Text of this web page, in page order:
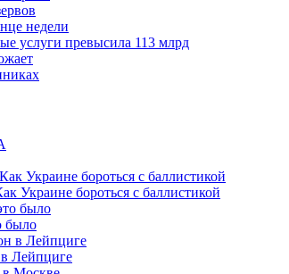
недели
услуги превысила 113 млрд
Украине бороться с баллистикой
было
Лейпциге